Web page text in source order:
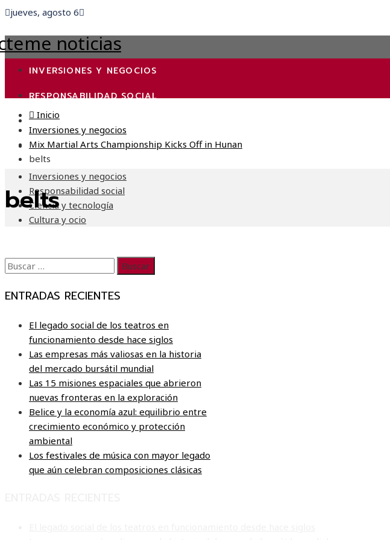
jueves, agosto 6
INVERSIONES Y NEGOCIOS
RESPONSABILIDAD SOCIAL
CIENCIA Y TECNOLOGÍA
CULTURA Y OCIO
Inversiones y negocios
Responsabilidad social
Ciencia y tecnología
Cultura y ocio
Inicio
Inversiones y negocios
Mix Martial Arts Championship Kicks Off in Hunan
belts
belts
Buscar:
ENTRADAS RECIENTES
El legado social de los teatros en
funcionamiento desde hace siglos
Las empresas más valiosas en la historia
del mercado bursátil mundial
Las 15 misiones espaciales que abrieron
nuevas fronteras en la exploración
Belice y la economía azul: equilibrio entre
crecimiento económico y protección
ambiental
Los festivales de música con mayor legado
que aún celebran composiciones clásicas